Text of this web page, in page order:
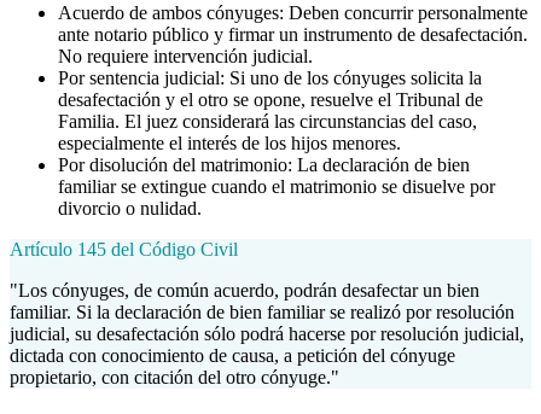
Acuerdo de ambos cónyuges: Deben concurrir personalmente
ante notario público y firmar un instrumento de desafectación.
No requiere intervención judicial.
Por sentencia judicial: Si uno de los cónyuges solicita la
desafectación y el otro se opone, resuelve el Tribunal de
Familia. El juez considerará las circunstancias del caso,
especialmente el interés de los hijos menores.
Por disolución del matrimonio: La declaración de bien
familiar se extingue cuando el matrimonio se disuelve por
divorcio o nulidad.
Artículo 145 del Código Civil
"Los cónyuges, de común acuerdo, podrán desafectar un bien
familiar. Si la declaración de bien familiar se realizó por resolución
judicial, su desafectación sólo podrá hacerse por resolución judicial,
dictada con conocimiento de causa, a petición del cónyuge
propietario, con citación del otro cónyuge."